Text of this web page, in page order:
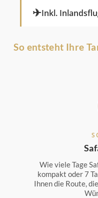
✈Inkl.
So entsteht Ihre
Wie viele Tage
kompakt oder 7
Ihnen die Route,